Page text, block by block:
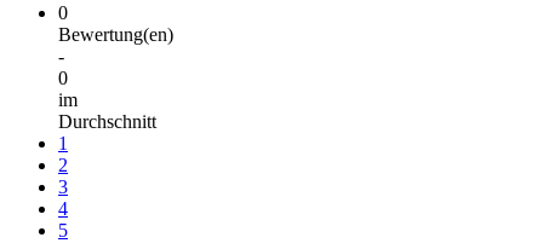
0
Bewertung(en)
-
0
im
Durchschnitt
1
2
3
4
5